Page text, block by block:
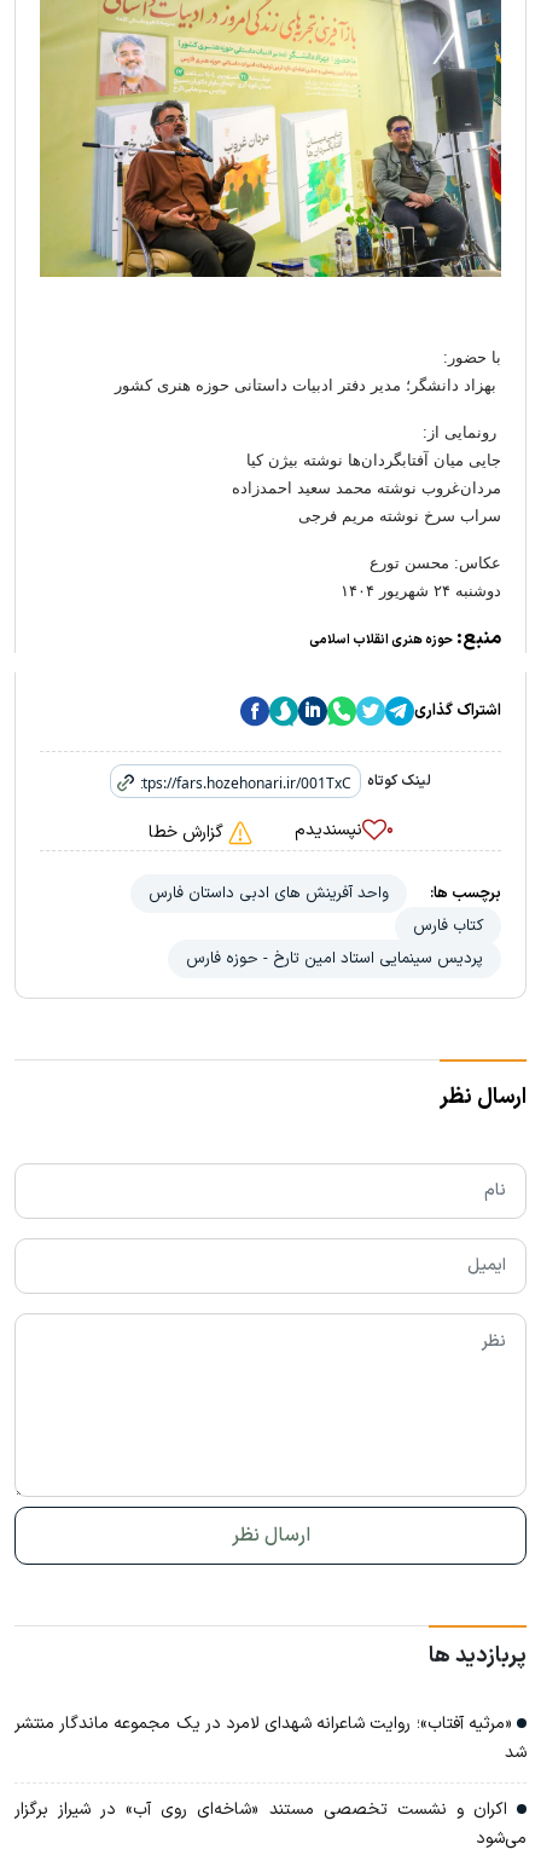
با حضور:
بهزاد دانشگر؛ مدیر دفتر ادبیات داستانی حوزه هنری کشور
رونمایی از:
جایی میان آفتابگردان‌ها نوشته بیژن کیا
مردان‌‌غروب نوشته‌ محمد سعید احمدزاده
سراب سرخ نوشته مریم فرجی
عکاس: محسن تورع
دوشنبه ۲۴ شهریور ۱۴۰۴
منبع: حوزه هنری انقلاب اسلامی
اشتراک گذاری
لینک کوتاه
۰ نپسندیدم گزارش خطا
برچسب ها:
واحد آفرینش های ادبی داستان فارس
کتاب فارس
پردیس سینمایی استاد امین تارخ - حوزه فارس
ارسال نظر
پربازدید ها
«مرثیه آفتاب»؛ روایت شاعرانه شهدای لامرد در یک مجموعه ماندگار منتشر
شد
اکران و نشست تخصصی مستند «شاخه‌ای روی آب» در شیراز برگزار
می‌شود